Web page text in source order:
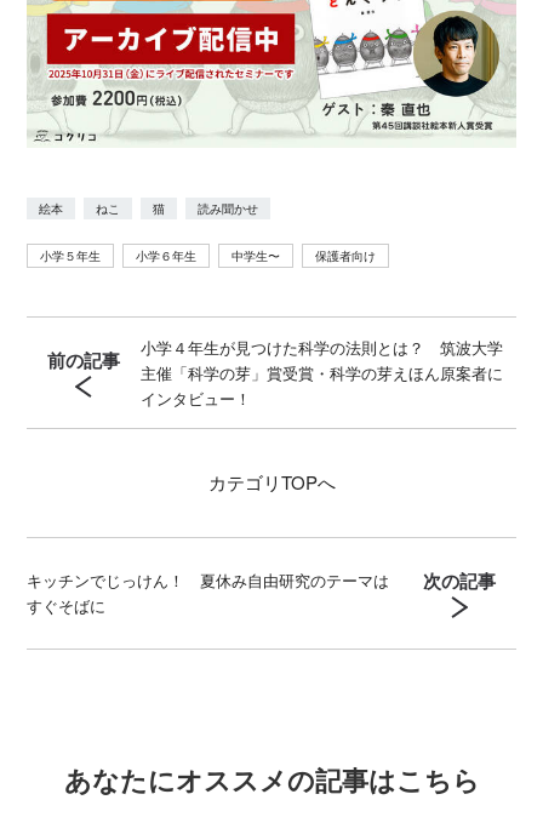
絵本 ねこ 猫 読み聞かせ
小学５年生 小学６年生 中学生〜 保護者向け
前の記事
小学４年生が見つけた科学の法則とは？ 筑波大学
主催「科学の芽」賞受賞・科学の芽えほん原案者に
インタビュー！
カテゴリTOPへ
キッチンでじっけん！ 夏休み自由研究のテーマは
すぐそばに
次の記事
あなたにオススメの記事はこちら